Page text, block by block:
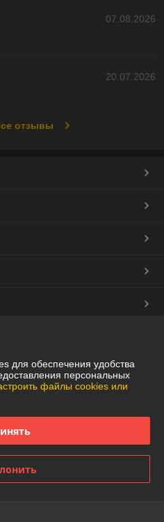
07.08.2026
20.07.2026
отзывы
для обеспечения удобства
персональных
файлы cookies или